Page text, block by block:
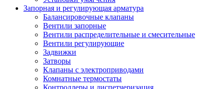
Запорная и регулирующая арматура
Балансировочные клапаны
Вентили запорные
Вентили распределительные и смесительные
Вентили регулирующие
Задвижки
Затворы
Клапаны с электроприводами
Комнатные термостаты
Контроллеры и диспетчеризация